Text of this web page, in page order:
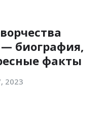
биография,
факты
2023